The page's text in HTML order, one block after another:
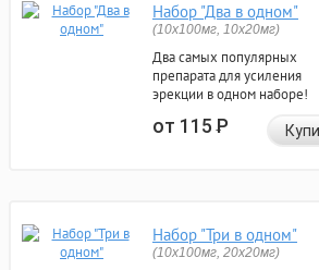
Набор "Два в одном"
(10x100мг, 10x20мг)
Два самых популярных
препарата для усиления
эрекции в одном наборе!
от 115Р
Набор "Три в одном"
(10x100мг, 20x20мг)